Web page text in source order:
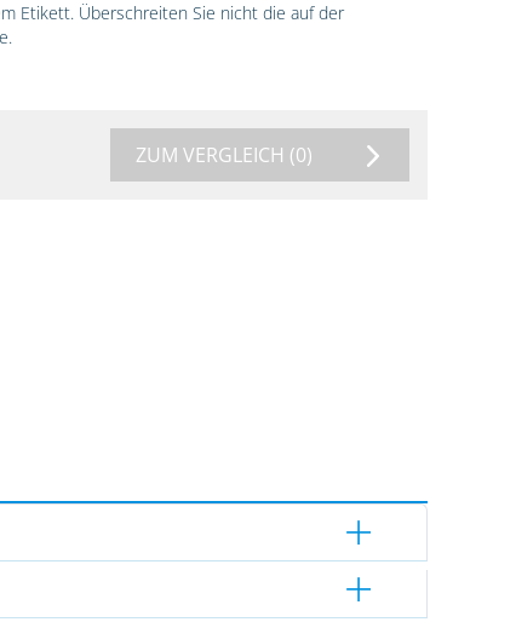
Etikett. Überschreiten Sie nicht die auf der
ZUM VERGLEICH (0)